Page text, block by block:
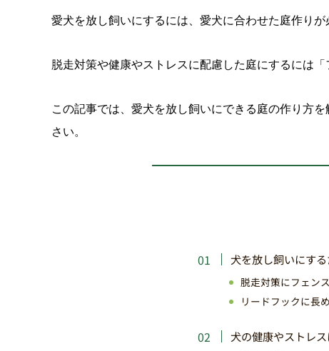
愛犬を放し飼いにするには、愛犬に合わせた庭作りが
脱走対策や健康やストレスに配慮した庭にするには
この記事では、愛犬を放し飼いにできる庭の作り方
さい。
犬を放し飼いにす
脱走対策にフェン
リードフックに長
犬の健康やストレ